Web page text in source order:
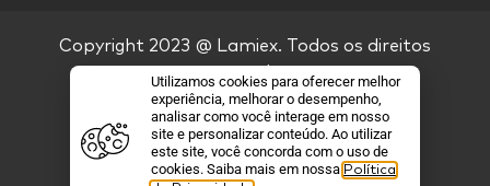
Copyright 2023 @ Lamiex. Todos os direitos
reservados.
Política de Privacidade
Utilizamos cookies para oferecer melhor
experiência, melhorar o desempenho,
analisar como você interage em nosso
site e personalizar conteúdo. Ao utilizar
este site, você concorda com o uso de
cookies. Saiba mais em nossaPolítica